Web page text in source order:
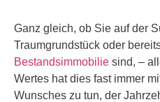
Ganz gleich, ob Sie auf der
Traumgrundstück oder
Bestandsimmobilie sind, –
Wertes hat dies fast immer
Wunsches zu tun, der